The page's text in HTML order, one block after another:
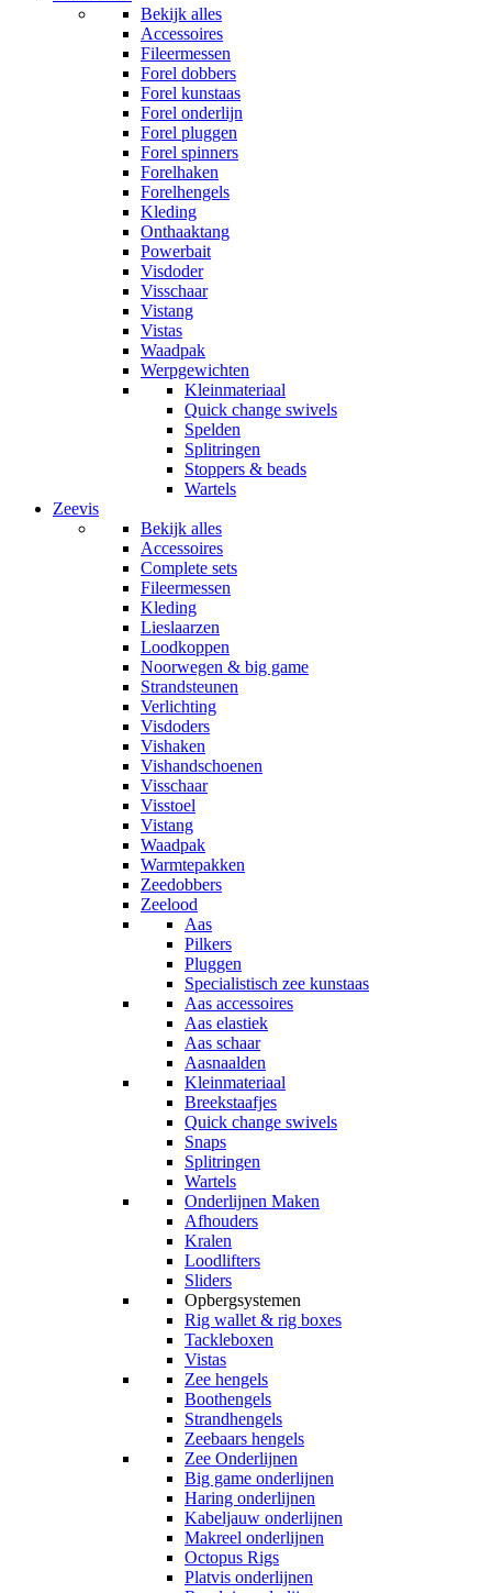
Bekijk alles
Accessoires
Fileermessen
Forel dobbers
Forel kunstaas
Forel onderlijn
Forel pluggen
Forel spinners
Forelhaken
Forelhengels
Kleding
Onthaaktang
Powerbait
Visdoder
Visschaar
Vistang
Vistas
Waadpak
Werpgewichten
Kleinmateriaal
Quick change swivels
Spelden
Splitringen
Stoppers & beads
Wartels
Zeevis
Bekijk alles
Accessoires
Complete sets
Fileermessen
Kleding
Lieslaarzen
Loodkoppen
Noorwegen & big game
Strandsteunen
Verlichting
Visdoders
Vishaken
Vishandschoenen
Visschaar
Visstoel
Vistang
Waadpak
Warmtepakken
Zeedobbers
Zeelood
Aas
Pilkers
Pluggen
Specialistisch zee kunstaas
Aas accessoires
Aas elastiek
Aas schaar
Aasnaalden
Kleinmateriaal
Breekstaafjes
Quick change swivels
Snaps
Splitringen
Wartels
Onderlijnen Maken
Afhouders
Kralen
Loodlifters
Sliders
Opbergsystemen
Rig wallet & rig boxes
Tackleboxen
Vistas
Zee hengels
Boothengels
Strandhengels
Zeebaars hengels
Zee Onderlijnen
Big game onderlijnen
Haring onderlijnen
Kabeljauw onderlijnen
Makreel onderlijnen
Octopus Rigs
Platvis onderlijnen